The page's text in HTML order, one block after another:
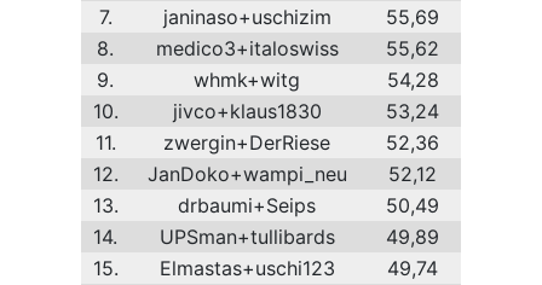
7.
janinaso+uschizim
55,69
8.
medico3+italoswiss
55,62
9.
whmk+witg
54,28
10.
jivco+klaus1830
53,24
11.
zwergin+DerRiese
52,36
12.
JanDoko+wampi_neu
52,12
13.
drbaumi+Seips
50,49
14.
UPSman+tullibards
49,89
15.
Elmastas+uschi123
49,74